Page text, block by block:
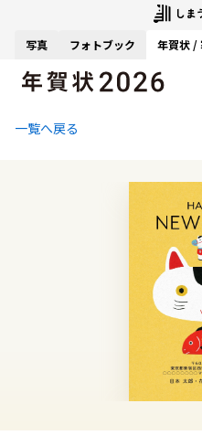
写真 フォトブック 年賀状 /
一覧へ戻る